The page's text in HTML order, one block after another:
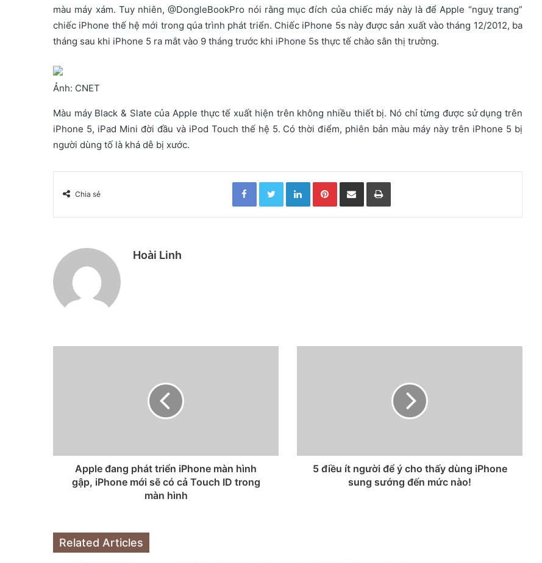
màu máy xám. Tuy nhiên, @DongleBookPro nói rằng mục đích của chiếc máy này là để Apple “nguỵ trang”
chiếc iPhone thế hệ mới trong qúa trình phát triển. Chiếc iPhone 5s này được sản xuất vào tháng 12/2012, ba
tháng sau khi iPhone 5 ra mắt vào 9 tháng trước khi iPhone 5s thực tế chào sân thị trường.
Ảnh: CNET
Màu máy Black & Slate của Apple thực tế xuất hiện trên không nhiều thiết bị. Nó chỉ từng được sử dụng trên
iPhone 5, iPad Mini đời đầu và iPod Touch thế hệ 5. Có thời điểm, phiên bản màu máy này trên iPhone 5 bị
người dùng tố là khá dễ bị xước.
Chia sẻ
Facebook Twitter LinkedIn Pinterest Chia sẻ qua email In
Hoài Linh
Apple đang phát triển iPhone màn hình
gập, iPhone mới sẽ có cả Touch ID trong
màn hình
5 điều ít người để ý cho thấy dùng iPhone
sung sướng đến mức nào!
Related Articles